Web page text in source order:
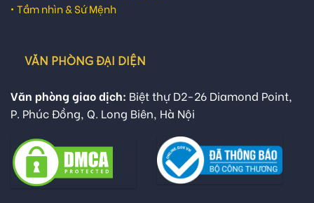
• Tầm nhìn & Sứ Mệnh
VĂN PHÒNG ĐẠI DIỆN
Văn phòng giao dịch: Biệt thự D2-26 Diamond Point,
P. Phúc Đồng, Q. Long Biên, Hà Nội